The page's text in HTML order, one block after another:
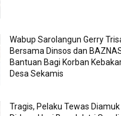
Wabup Sarolangun Gerry
Bersama Dinsos dan
Bantuan Bagi Korban
Desa Sekamis
Tragis, Pelaku Tewas